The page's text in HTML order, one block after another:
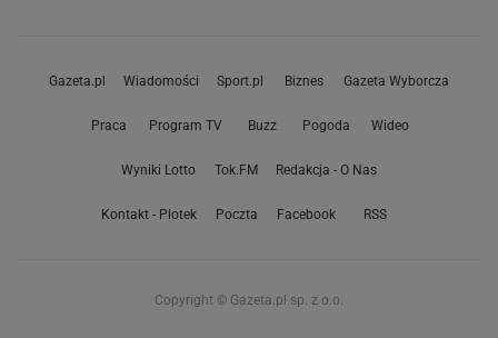
Gazeta.pl Wiadomości Sport.pl Biznes Gazeta Wyborcza
Praca Program TV Buzz Pogoda Wideo
Wyniki Lotto Tok.FM Redakcja - O Nas
Kontakt - Plotek Poczta Facebook RSS
Copyright © Gazeta.pl sp. z o.o.